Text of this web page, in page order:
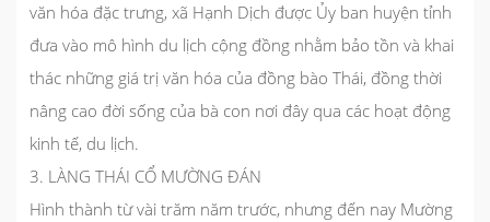
văn hóa đặc trưng, xã Hạnh Dịch được Ủy ban huyện tỉnh
đưa vào mô hình du lịch cộng đồng nhằm bảo tồn và khai
thác những giá trị văn hóa của đồng bào Thái, đồng thời
nâng cao đời sống của bà con nơi đây qua các hoạt động
kinh tế, du lịch.
3. LÀNG THÁI CỔ MƯỜNG ĐÁN
Hình thành từ vài trăm năm trước, nhưng đến nay Mường